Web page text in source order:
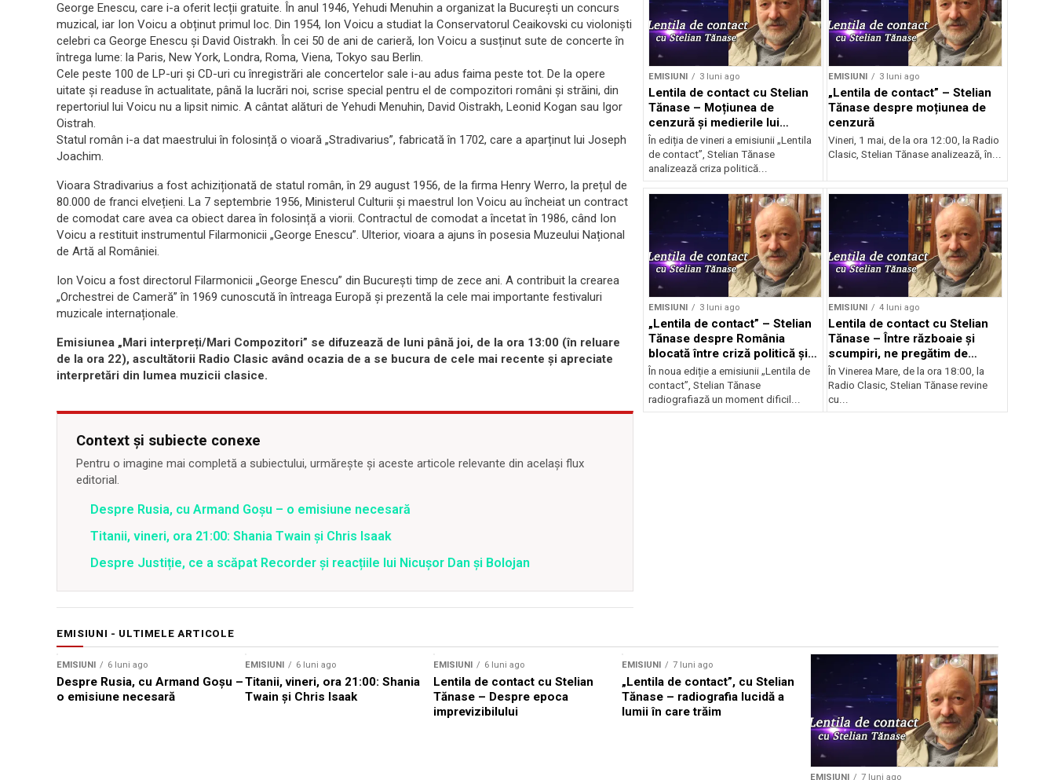
George Enescu, care i-a oferit lecții gratuite. În anul 1946, Yehudi Menuhin a organizat la București un concurs
muzical, iar Ion Voicu a obținut primul loc. Din 1954, Ion Voicu a studiat la Conservatorul Ceaikovski cu violoniști
celebri ca George Enescu și David Oistrakh. În cei 50 de ani de carieră, Ion Voicu a susținut sute de concerte în
întrega lume: la Paris, New York, Londra, Roma, Viena, Tokyo sau Berlin.
Cele peste 100 de LP-uri și CD-uri cu înregistrări ale concertelor sale i-au adus faima peste tot. De la opere
uitate și readuse în actualitate, până la lucrări noi, scrise special pentru el de compozitori români și străini, din
repertoriul lui Voicu nu a lipsit nimic. A cântat alături de Yehudi Menuhin, David Oistrakh, Leonid Kogan sau Igor
Oistrah.
Statul român i-a dat maestrului în folosință o vioară „Stradivarius”, fabricată în 1702, care a aparținut lui Joseph
Joachim.
Vioara Stradivarius a fost achiziționată de statul român, în 29 august 1956, de la firma Henry Werro, la prețul de
80.000 de franci elvețieni. La 7 septembrie 1956, Ministerul Culturii și maestrul Ion Voicu au încheiat un contract
de comodat care avea ca obiect darea în folosință a viorii. Contractul de comodat a încetat în 1986, când Ion
Voicu a restituit instrumentul Filarmonicii „George Enescu”. Ulterior, vioara a ajuns în posesia Muzeului Național
de Artă al României.
Ion Voicu a fost directorul Filarmonicii „George Enescu” din București timp de zece ani. A contribuit la crearea
„Orchestrei de Cameră” în 1969 cunoscută în întreaga Europă și prezentă la cele mai importante festivaluri
muzicale internaționale.
Emisiunea „Mari interpreți/Mari Compozitori” se difuzează de luni până joi, de la ora 13:00 (în reluare
de la ora 22), ascultătorii Radio Clasic având ocazia de a se bucura de cele mai recente și apreciate
interpretări din lumea muzicii clasice.
Context și subiecte conexe
Pentru o imagine mai completă a subiectului, urmărește și aceste articole relevante din același flux
editorial.
Despre Rusia, cu Armand Goșu – o emisiune necesară
Titanii, vineri, ora 21:00: Shania Twain și Chris Isaak
Despre Justiție, ce a scăpat Recorder și reacțiile lui Nicușor Dan și Bolojan
EMISIUNI 3 luni ago
Lentila de contact cu Stelian
Tănase – Moțiunea de
cenzură și medierile lui
Nicușor
În ediția de vineri a emisiunii „Lentila
de contact”, Stelian Tănase
analizează criza politică...
EMISIUNI 3 luni ago
„Lentila de contact” – Stelian
Tănase despre moțiunea de
cenzură
Vineri, 1 mai, de la ora 12:00, la Radio
Clasic, Stelian Tănase analizează, în...
EMISIUNI 3 luni ago
„Lentila de contact” – Stelian
Tănase despre România
blocată între criză politică și
scumpiri
În noua ediție a emisiunii „Lentila de
contact”, Stelian Tănase
radiografiază un moment dificil...
EMISIUNI 4 luni ago
Lentila de contact cu Stelian
Tănase – Între războaie și
scumpiri, ne pregătim de
Paște
În Vinerea Mare, de la ora 18:00, la
Radio Clasic, Stelian Tănase revine
cu...
EMISIUNI - ULTIMELE ARTICOLE
EMISIUNI 6 luni ago
Despre Rusia, cu Armand Goșu –
o emisiune necesară
EMISIUNI 6 luni ago
Titanii, vineri, ora 21:00: Shania
Twain și Chris Isaak
EMISIUNI 6 luni ago
Lentila de contact cu Stelian
Tănase – Despre epoca
imprevizibilului
EMISIUNI 7 luni ago
„Lentila de contact”, cu Stelian
Tănase – radiografia lucidă a
lumii în care trăim
EMISIUNI 7 luni ago